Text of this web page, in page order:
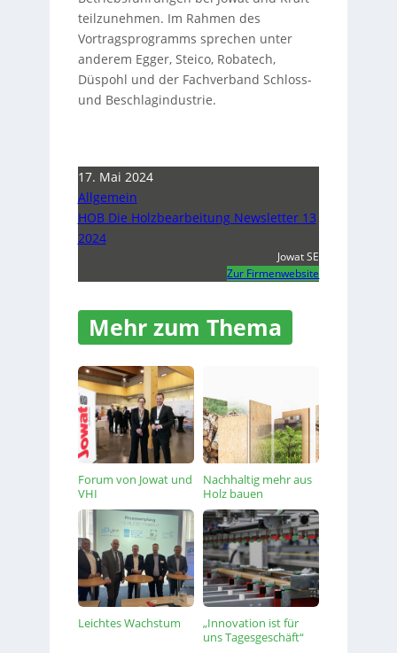
teilzunehmen. Im Rahmen des
Vortragsprogramms sprechen unter
anderem Egger, Steico, Robatech,
Düspohl und der Fachverband Schloss-
und Beschlagindustrie.
17. Mai 2024
Allgemein
HOB Die Holzbearbeitung Newsletter 13
2024
Jowat SE
Zur Firmenwebsite
Mehr zum Thema
Forum von Jowat und
VHI
Nachhaltig mehr aus
Holz bauen
Leichtes Wachstum
„Innovation ist für
uns Tagesgeschäft“